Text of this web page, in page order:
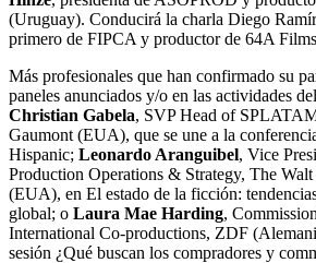
(Uruguay). Conducirá la charla Diego
primero de FIPCA y productor de 64A
Más profesionales que han confirmado su
paneles anunciados y/o en las actividades
Christian Gabela, SVP Head of
Gaumont (EUA), que se une a la
Hispanic; Leonardo Aranguibel, Vice
Production Operations & Strategy, The
(EUA), en El estado de la ficción:
global; o Laura Mae Harding,
International Co-productions, ZDF
sesión ¿Qué buscan los compradores y